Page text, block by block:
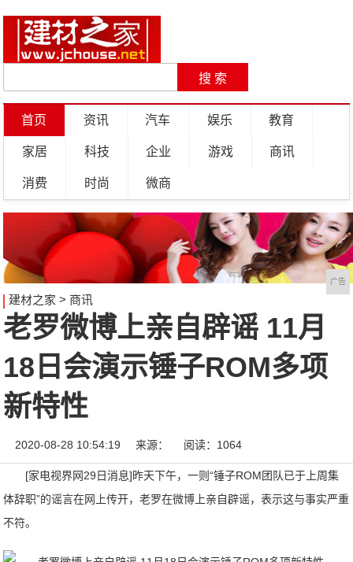
首页 资讯 汽车 娱乐 教育
家居 科技 企业 游戏 商讯
消费 时尚 微商
广告
建材之家 > 商讯
老罗微博上亲自辟谣 11月
18日会演示锤子ROM多项
新特性
2020-08-28 10:54:19 来源： 阅读：1064
[家电视界网29日消息]昨天下午，一则“锤子ROM团队已于上周集
体辞职”的谣言在网上传开，老罗在微博上亲自辟谣，表示这与事实严重
不符。